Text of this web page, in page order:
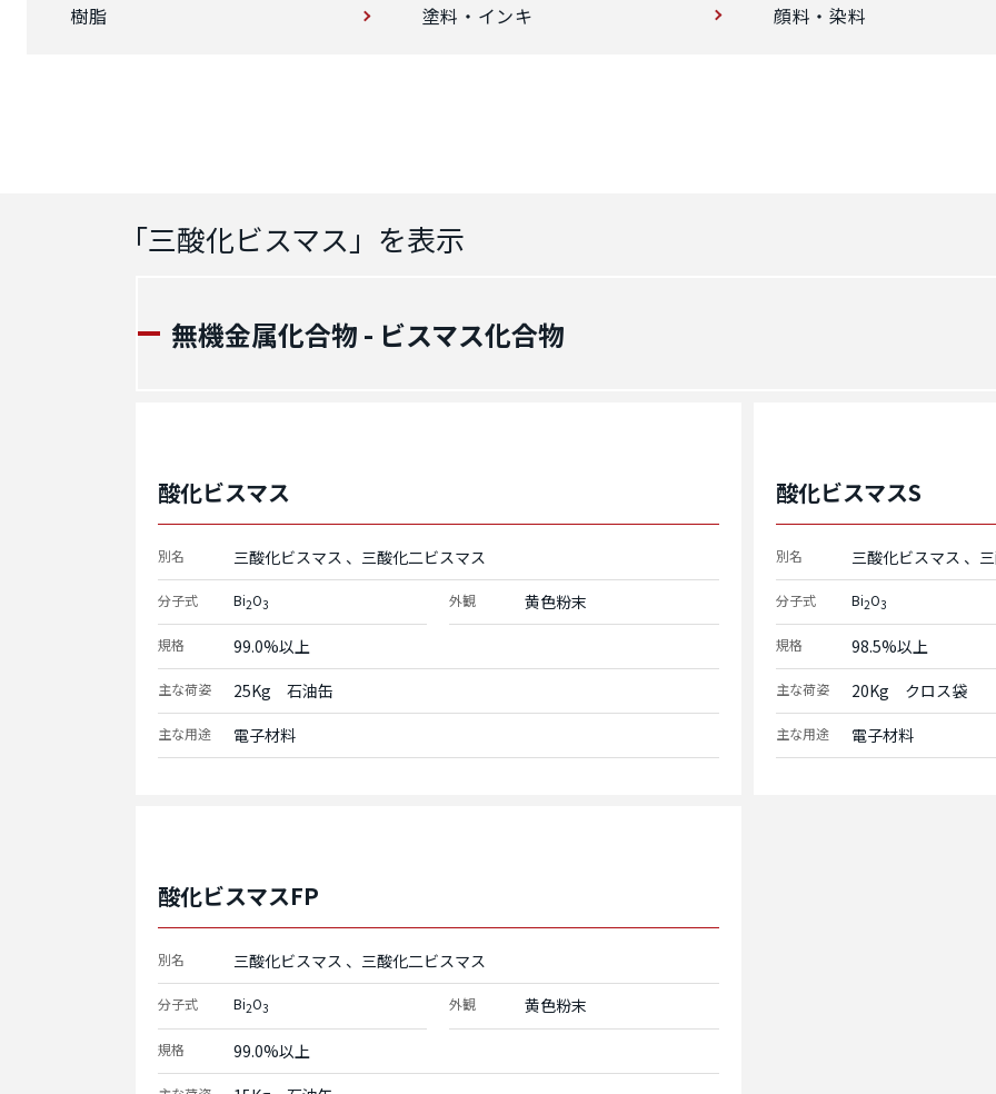
樹脂 塗料・インキ 顔料・染料
「三酸化ビスマス 」を表示
無機金属化合物 - ビスマス化合物
酸化ビスマス
別名 三酸化ビスマス 三酸化二ビスマス
分子式 Bi2O3 外観 黄色粉末
規格 99.0%以上
主な荷姿 25Kg　石油缶
主な用途 電子材料
酸化ビスマスS
別名 三酸化ビスマス
分子式 Bi2O3
規格 98.5%以上
主な荷姿 20Kg　クロス袋
主な用途 電子材料
酸化ビスマスFP
別名 三酸化ビスマス 三酸化二ビスマス
分子式 Bi2O3 外観 黄色粉末
規格 99.0%以上